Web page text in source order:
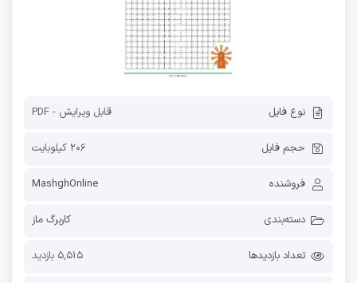
نوع فایل قابل ویرایش - PDF
حجم فایل 206 کیلوبایت
فروشنده MashghOnline
دسته‌بندی کاربرگ ماز
تعداد بازدیدها 5,515 بازدید